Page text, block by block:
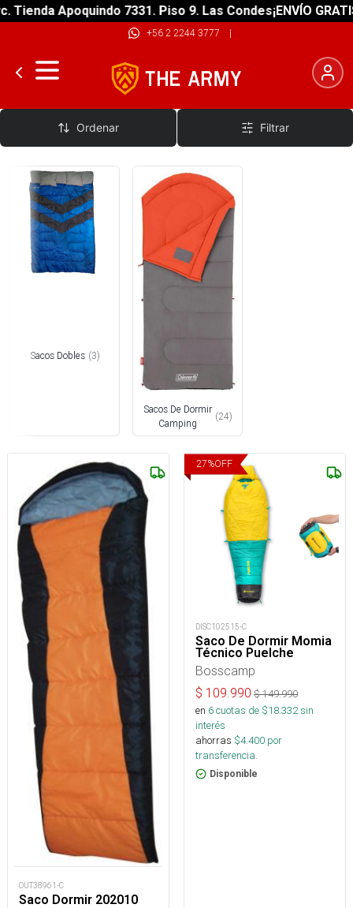
Apoquindo 7331. Piso 9. Las Condes¡ENVÍO GRATIS!
+56 2 2244 3777 |
Saco de Dormir Camping
Ordenar Filtrar
Sacos Dobles (3)
Sacos De Dormir
Camping
(24)
OUT38961-C
Saco Dormir 202010
27%OFF
DISC102515-C
Saco De Dormir Momia
Técnico Puelche
Bosscamp
$ 109.990 $149.990
en 6cuotas de $18.332sin
interés
ahorras $4.400 por
transferencia.
Disponible